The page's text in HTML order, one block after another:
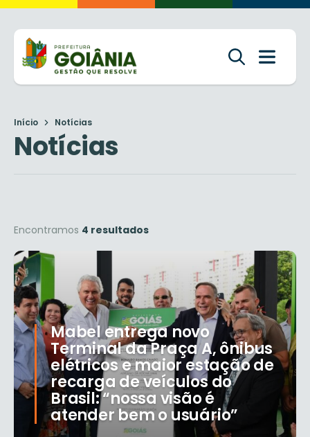
Início Notícias
Notícias
Encontramos 4 resultados
Mabel entrega novo
Terminal da Praça A, ônibus
elétricos e maior estação de
recarga de veículos do
Brasil: “nossa visão é
atender bem o usuário”